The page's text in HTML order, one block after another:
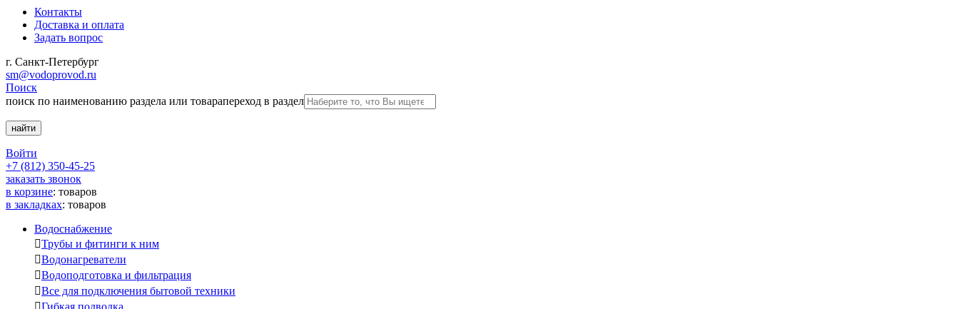
Контакты
Доставка и оплата
Задать вопрос
г. Санкт-Петербург
sm@vodoprovod.ru
Поиск
поиск по наименованию раздела или товарапереход в раздел
Войти
+7 (812) 350-45-25
заказать звонок
в корзине: товаров
в закладках: товаров
Водоснабжение
Трубы и фитинги к ним
Водонагреватели
Водоподготовка и фильтрация
Все для подключения бытовой техники
Гибкая подводка